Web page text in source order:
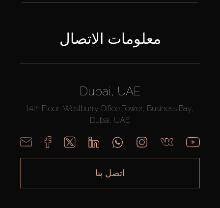
معلومات الاتصال
Dubai, UAE
14th Floor, Westburry Office Tower, Business Bay,
Dubai, UAE
اتصل بنا